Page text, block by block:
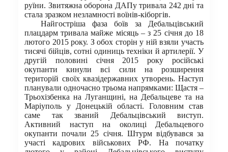
руїни. Звитяжна оборона ДАПу тривала 242 дні та
стала зразком незламності воїнів-кіборгів.
Найгостріша фаза боїв за Дебальцівський
плацдарм тривала майже місяць – з 25 січня до 18
лютого 2015 року. З обох сторін у ній взяли участь
тисячі бійців, сотні одиниць техніки й артилерії. У
другій половині січня 2015 року російські
окупанти кинули всі сили на розширення
територій своїх квазідержавних утворень. Наступ
планували одночасно трьома напрямками: Щастя –
Трьохізбенка на Луганщині, на Дебальцеве та на
Маріуполь у Донецькій області. Головним став
саме так званий Дебальцівський виступ.
Активний наступ на околиці Дебальцевого
окупанти почали 25 січня. Штурм відбувався за
участі кадрових військових РФ. На початку